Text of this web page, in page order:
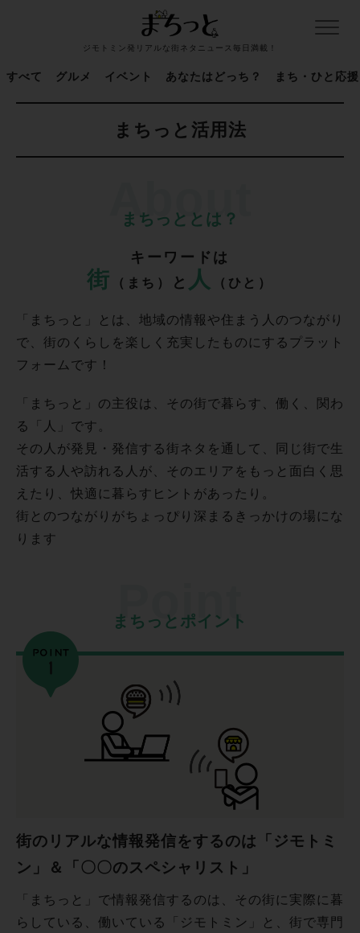
ジモトミン発リアルな街ネタニュース毎日満載！
すべて グルメ イベント あなたはどっち？ まち・ひと応援
まちっと活用法
まちっととは？
キーワードは
街 （まち） と 人 （ひと）
「まちっと」とは、地域の情報や住まう人のつながり
で、街のくらしを楽しく充実したものにするプラット
フォームです！
「まちっと」の主役は、その街で暮らす、働く、関わ
る「人」です。
その人が発見・発信する街ネタを通して、同じ街で生
活する人や訪れる人が、そのエリアをもっと面白く思
えたり、快適に暮らすヒントがあったり。
街とのつながりがちょっぴり深まるきっかけの場にな
ります
まちっとポイント
街のリアルな情報発信をするのは「ジモトミ
ン」＆「〇〇のスペシャリスト」
「まちっと」で情報発信するのは、その街に実際に暮
らしている、働いている「ジモトミン」と、街で専門